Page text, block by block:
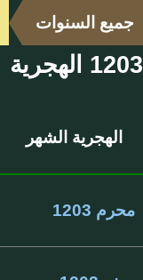
جميع السنوات
1203 الهجرية
الهجرية الشهر
محرم 1203